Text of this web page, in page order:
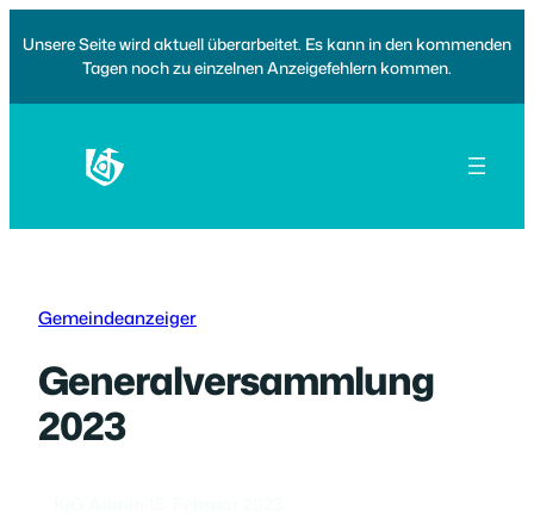
Inhalt
springen
Unsere Seite wird aktuell überarbeitet. Es kann in den kommenden
Tagen noch zu einzelnen Anzeigefehlern kommen.
Gemeindeanzeiger
Generalversammlung
2023